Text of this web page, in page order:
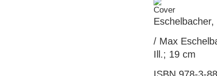
/ Max
Ill.; 19 cm